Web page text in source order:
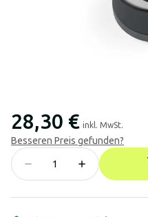
28,30 € inkl. MwSt.
Besseren Preis gefunden?